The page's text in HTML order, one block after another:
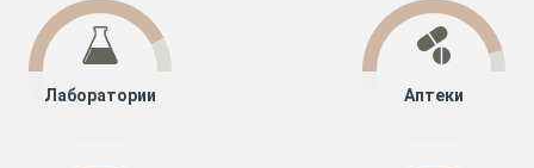
Лаборатории Аптеки